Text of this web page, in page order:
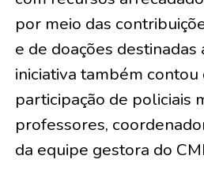
por meio das
e de doações
iniciativa também contou
participação de policiais
professores,
da equipe gestora do